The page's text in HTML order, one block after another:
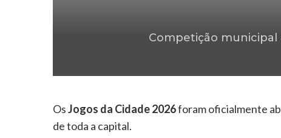
Competição
OsJogos da Cidade 2026foram oficialmente
de toda a capital.